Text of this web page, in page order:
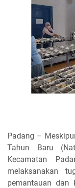
Padang –
Tahun Baru
Kecamatan
melaksanakan
pemantauan dan